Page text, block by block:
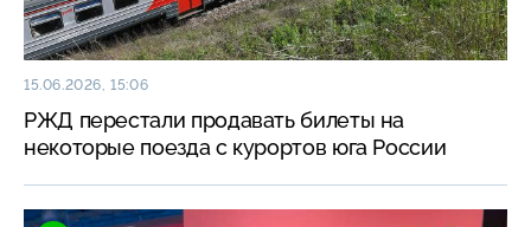
15.06.2026, 15:06
РЖД перестали продавать билеты на
некоторые поезда с курортов юга России